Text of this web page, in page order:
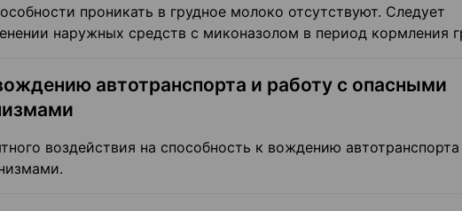
проникать в грудное молоко отсутствуют. Следует
наружных средств с миконазолом в период кормления
автотранспорта и работу с опасными
воздействия на способность к вождению